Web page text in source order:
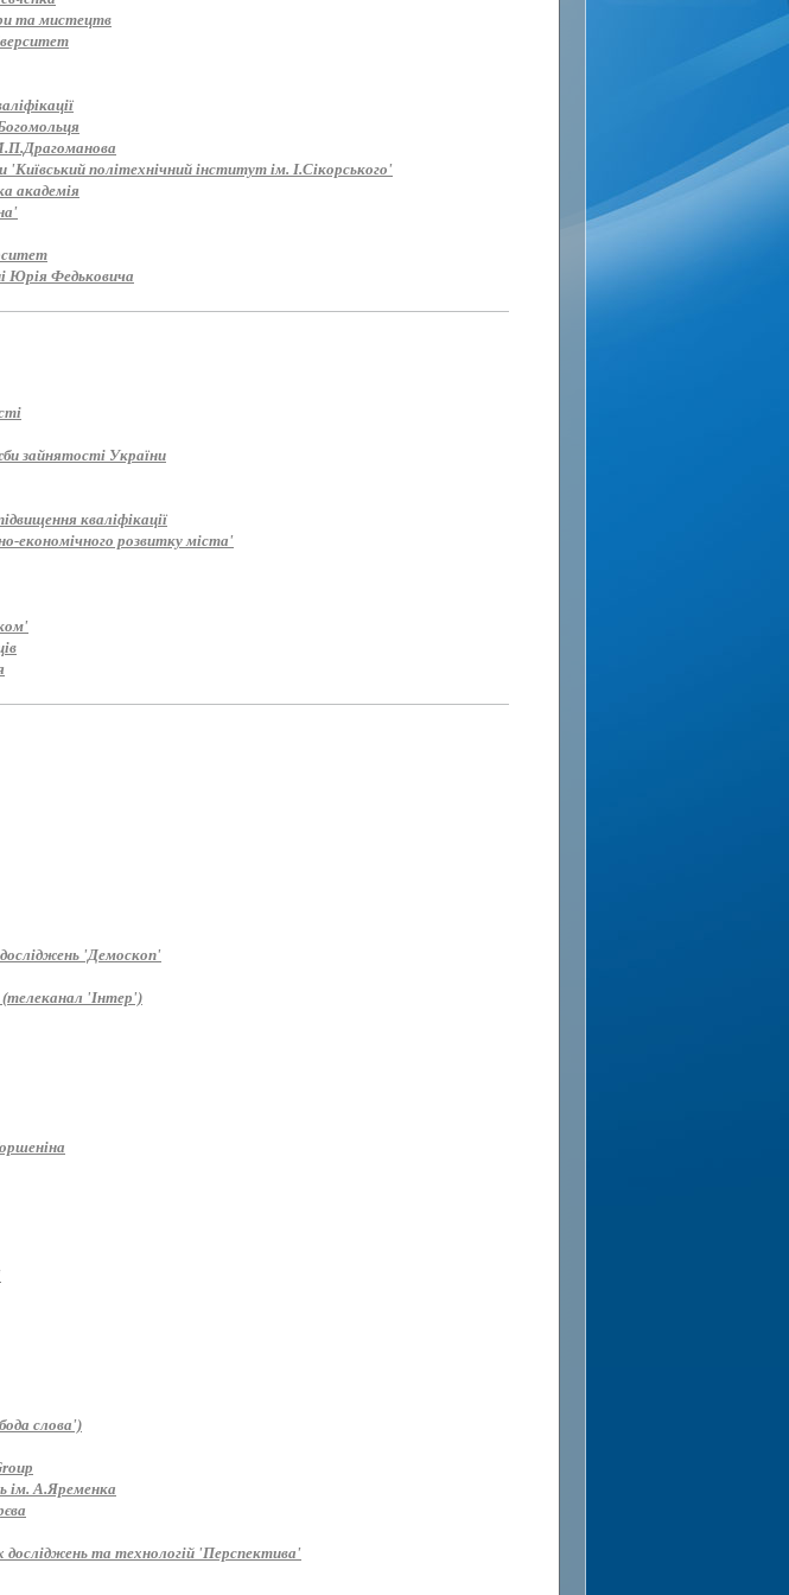
та мистецтв
політехнічний інститут ім. І.Сікорського'
академія
Юрія Федьковича
зайнятості України
кваліфікації
економічного розвитку міста'
'Демоскоп'
'Інтер')
слова')
ім. А.Яременка
та технологій 'Перспектива'